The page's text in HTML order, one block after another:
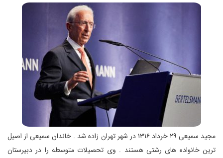
مجید سمیعی ۲۹ خرداد ۱۳۱۶ در شهر تهران زاده شد . خاندان سمیعی از اصیل
ترین خانواده های رشتی هستند . وی تحصیلات متوسطه را در دبیرستان